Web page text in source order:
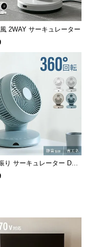
温風 冷風 2WAY サーキュレーター
り サーキュレーター DC
マイナスイオン搭載 プレ